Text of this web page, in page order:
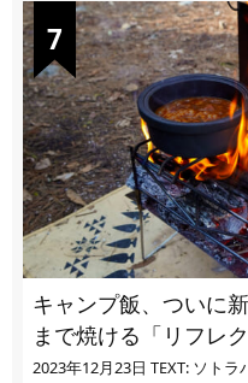
キャンプ飯、ついに
まで焼ける「リフレ
ぎる
2023年12月23日 TEXT: ソトラ